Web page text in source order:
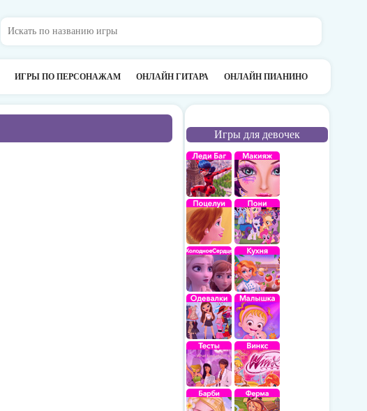
ИГРЫ ПО ПЕРСОНАЖАМ ОНЛАЙН ГИТАРА ОНЛАЙН ПИАНИНО
Игры для девочек